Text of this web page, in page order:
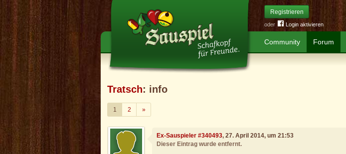
Registrieren
oder Login aktivieren
Community Forum
Tratsch: info
1 2 »Weiter
Ex-Sauspieler #340493, 27. April 2014, um 21:53
Dieser Eintrag wurde entfernt.